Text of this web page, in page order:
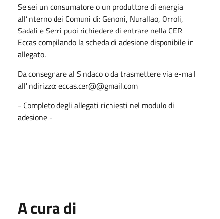
Se sei un consumatore o un produttore di energia
all’interno dei Comuni di: Genoni, Nurallao, Orroli,
Sadali e Serri puoi richiedere di entrare nella CER
Eccas compilando la scheda di adesione disponibile in
allegato.
Da consegnare al Sindaco o da trasmettere via e-mail
all'indirizzo: eccas.cer@@gmail.com
- Completo degli allegati richiesti nel modulo di
adesione -
A cura di